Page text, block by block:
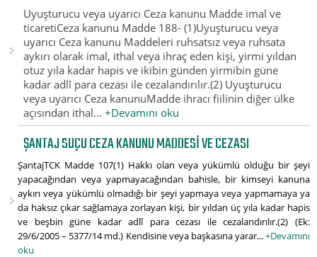
Uyuşturucu veya uyarıcı Ceza kanunu Madde imal ve
ticaretiCeza kanunu Madde 188- (1)Uyuşturucu veya
uyarıcı Ceza kanunu Maddeleri ruhsatsız veya ruhsata
aykırı olarak imal, ithal veya ihraç eden kişi, yirmi yıldan
otuz yıla kadar hapis ve ikibin günden yirmibin güne
kadar adlî para cezası ile cezalandırılır.(2) Uyuşturucu
veya uyarıcı Ceza kanunuMadde ihracı fiilinin diğer ülke
açısından ithal...+Devamını oku
ŞANTAJ SUÇU CEZA KANUNU MADDESI VE CEZASI
ŞantajTCK Madde 107(1) Hakkı olan veya yükümlü olduğu bir şeyi
yapacağından veya yapmayacağından bahisle, bir kimseyi kanuna
aykırı veya yükümlü olmadığı bir şeyi yapmaya veya yapmamaya ya
da haksız çıkar sağlamaya zorlayan kişi, bir yıldan üç yıla kadar hapis
ve beşbin güne kadar adlî para cezası ile cezalandırılır.(2) (Ek:
29/6/2005 – 5377/14 md.) Kendisine veya başkasına yarar...+Devamını
oku